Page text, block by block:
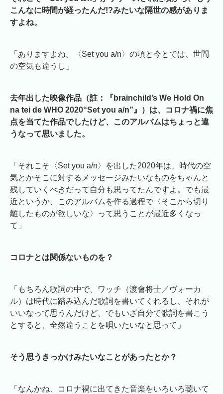
こんなに時間が経ったんだ!?みたいな隔世の感がありま
すよね。
「ありますよね。〈Set you a/n〉の頃と今とでは、世間
の空気も違うし」
去年出した映像作品（註：『brainchild’s We Hold On
na tei de WHO 2020“Set you a/n”』）は、コロナ禍に焦
点を当てた作品でしたけど、このアルバムはちょっと違
うなって思いました。
「それこそ〈Set you a/n〉を出した2020年は、時代の空
気とかそこに対するメッセージみたいなものをちゃんと
残していくべきだって自分も思ってたんですよ。でも最
近というか、このアルバムを作る過程で〈そこから切り
離したものが欲しいな〉って思うことが最近多くなっ
て」
コロナとは関係ないものを？
「もちろん歌詞の中で、ワッチ（渡會将士／ヴォーカ
ル）は時代に踏み込んだ歌詞を書いてくれるし、それが
いいなって思うんだけど、でもいざ自分で歌詞を書こう
とすると、全然違うことを唄いたいなと思って」
そう思うきっかけみたいなことがあったとか？
「なんかね、コロナ禍に出てきた音楽をいろいろ聴いて